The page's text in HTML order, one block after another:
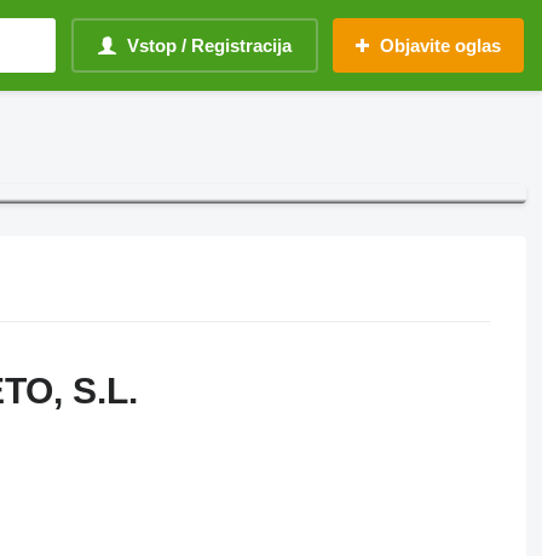
Vstop / Registracija Objavite oglas
S.L.